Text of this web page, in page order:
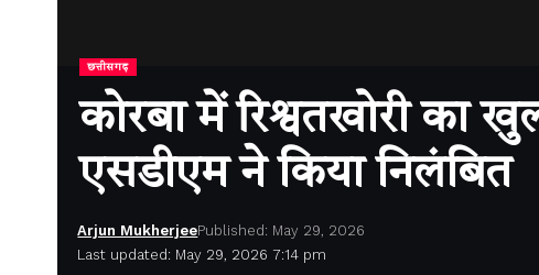
छत्तीसगढ़
कोरबा में रिश्वतखोरी का
एसडीएम ने किया निलंबित
Last updated: May 29, 2026 7:14 pm
Arjun MukherjeePublished: May 29, 2026